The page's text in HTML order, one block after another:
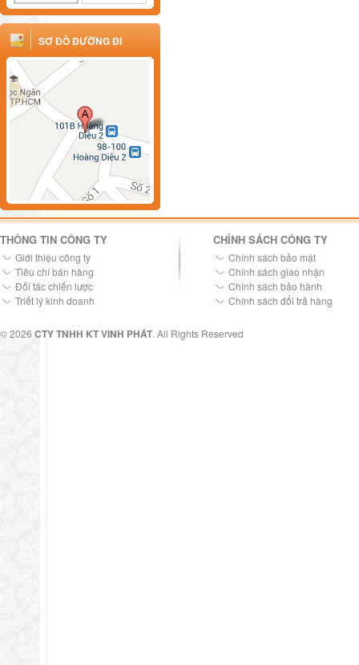
SƠ ĐỒ ĐƯỜNG ĐI
THÔNG TIN CÔNG TY
Giới thiệu công ty
Tiêu chí bán hàng
Đối tác chiến lược
Triết lý kinh doanh
CHÍNH SÁCH CÔNG TY
Chính sách bảo mật
Chính sách giao nhận
Chính sách bảo hành
Chính sách đổi trả hàng
© 2026 CTY TNHH KT VINH PHÁT. All Rights Reserved